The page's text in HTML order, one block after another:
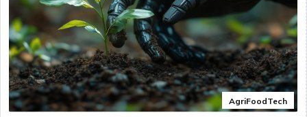
AgriFoodTech